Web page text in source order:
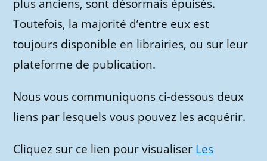
plus anciens, sont désormais épuisés.
Toutefois, la majorité d’entre eux est
toujours disponible en librairies, ou sur leur
plateforme de publication.
Nous vous communiquons ci-dessous deux
liens par lesquels vous pouvez les acquérir.
Cliquez sur ce lien pour visualiser Les